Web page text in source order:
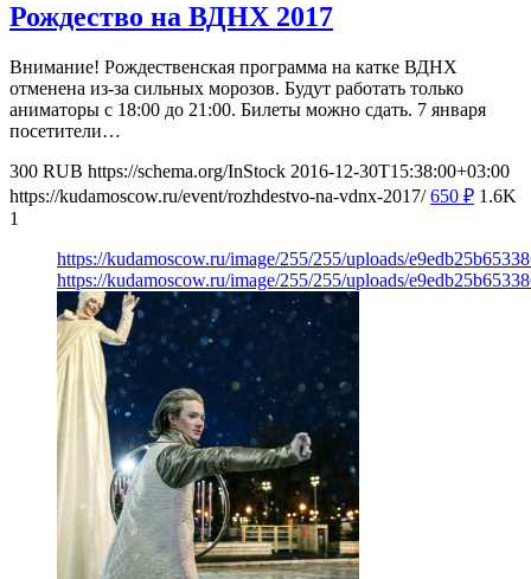
Рождество на ВДНХ 2017
Внимание! Рождественская программа на катке ВДНХ
отменена из-за сильных морозов. Будут работать только
аниматоры с 18:00 до 21:00. Билеты можно сдать. 7 января
посетители…
300 RUB https://schema.org/InStock 2016-12-30T15:38:00+03:00
https://kudamoscow.ru/event/rozhdestvo-na-vdnx-2017/ 650 ₽ 1.6K
1
https://kudamoscow.ru/image/255/255/uploads/
https://kudamoscow.ru/image/255/255/uploads/